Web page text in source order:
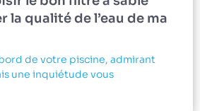
qualité de l’eau de ma
de votre piscine, admirant
une inquiétude vous